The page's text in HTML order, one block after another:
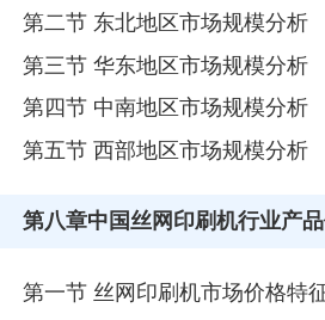
第二节 东北地区市场规模分析
第三节 华东地区市场规模分析
第四节 中南地区市场规模分析
第五节 西部地区市场规模分析
第八章中国丝网印刷机行业产
第一节 丝网印刷机市场价格特